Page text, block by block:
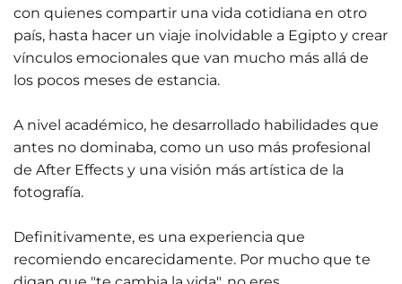
con quienes compartir una vida cotidiana en otro
país, hasta hacer un viaje inolvidable a Egipto y crear
vínculos emocionales que van mucho más allá de
los pocos meses de estancia.
A nivel académico, he desarrollado habilidades que
antes no dominaba, como un uso más profesional
de After Effects y una visión más artística de la
fotografía.
Definitivamente, es una experiencia que
recomiendo encarecidamente. Por mucho que te